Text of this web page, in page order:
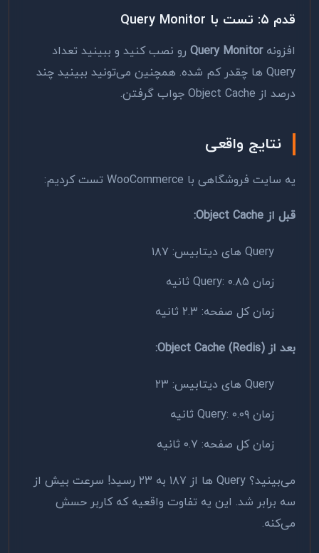
قدم ۵: تست با Query Monitor
افزونهQuery Monitor رو نصب کنید و ببینید تعداد
Query ها چقدر کم شده. همچنین می‌تونید ببینید چند
درصد از Object Cache جواب گرفتن.
نتایج واقعی
یه سایت فروشگاهی با WooCommerce تست کردیم:
قبل از Object Cache:
Query های دیتابیس: ۱۸۷
زمان Query: ۰.۸۵ ثانیه
زمان کل صفحه: ۲.۳ ثانیه
بعد از Object Cache (Redis):
Query های دیتابیس: ۲۳
زمان Query: ۰.۰۹ ثانیه
زمان کل صفحه: ۰.۷ ثانیه
می‌بینید؟ Query ها از ۱۸۷ به ۲۳ رسید! سرعت بیش از
سه برابر شد. این یه تفاوت واقعیه که کاربر حسش
می‌کنه.